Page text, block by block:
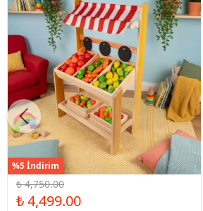
%5 İndirim
₺ 4,750.00
₺ 4,499.00